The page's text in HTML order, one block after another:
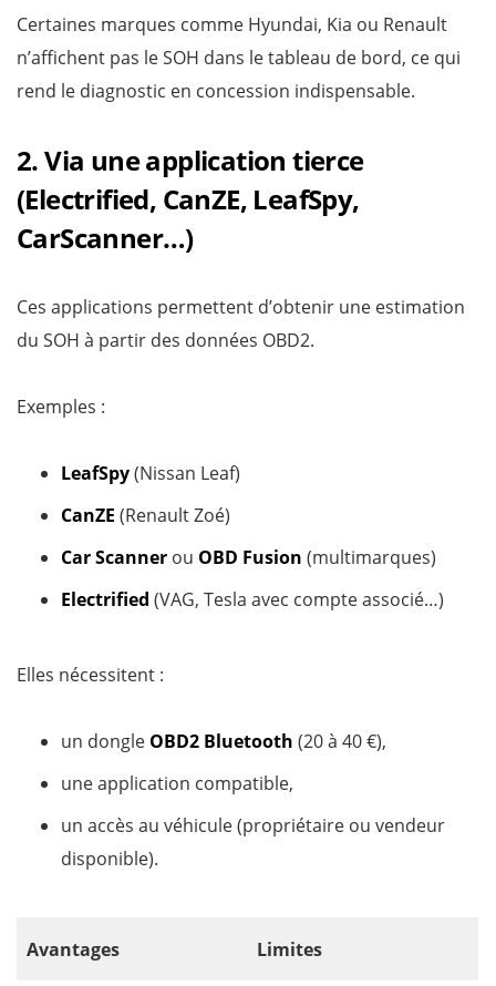
Certaines marques comme Hyundai, Kia ou Renault
n’affichent pas le SOH dans le tableau de bord, ce qui
rend le diagnostic en concession indispensable.
2. Via une application tierce
(Electrified, CanZE, LeafSpy,
CarScanner…)
Ces applications permettent d’obtenir une estimation
du SOH à partir des données OBD2.
Exemples :
LeafSpy(Nissan Leaf)
CanZE (Renault Zoé)
Car Scanner ou OBD Fusion (multimarques)
Electrified (VAG, Tesla avec compte associé…)
Elles nécessitent :
un dongle OBD2 Bluetooth (20 à 40 €),
une application compatible,
un accès au véhicule (propriétaire ou vendeur
disponible).
Avantages Limites